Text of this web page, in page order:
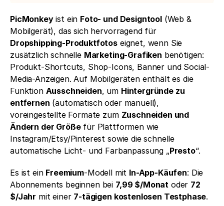
PicMonkey ist ein Foto- und Designtool (Web &
Mobilgerät), das sich hervorragend für
Dropshipping-Produktfotos eignet, wenn Sie
zusätzlich schnelle Marketing-Grafiken benötigen:
Produkt-Shortcuts, Shop-Icons, Banner und Social-
Media-Anzeigen. Auf Mobilgeräten enthält es die
Funktion Ausschneiden, um Hintergründe zu
entfernen (automatisch oder manuell),
voreingestellte Formate zum Zuschneiden und
Ändern der Größe für Plattformen wie
Instagram/Etsy/Pinterest sowie die schnelle
automatische Licht- und Farbanpassung „Presto“.
Es ist ein Freemium-Modell mit In-App-Käufen: Die
Abonnements beginnen bei 7,99 $/Monat oder 72
$/Jahr mit einer 7-tägigen kostenlosen Testphase.